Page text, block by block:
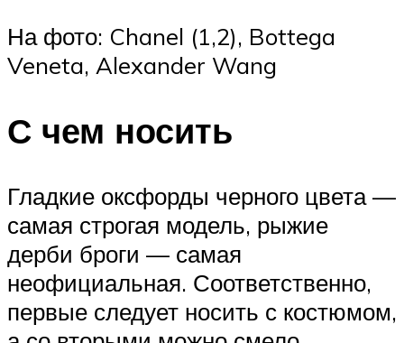
На фото: Chanel (1,2), Bottega
Veneta, Alexander Wang
С чем носить
Гладкие оксфорды черного цвета —
самая строгая модель, рыжие
дерби броги — самая
неофициальная. Соответственно,
первые следует носить с костюмом,